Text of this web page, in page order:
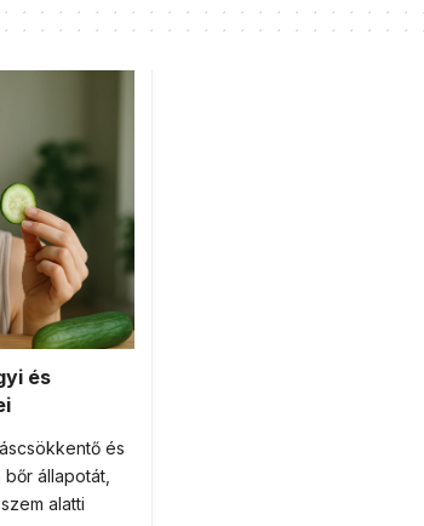
és
és
állapotát,
alatti